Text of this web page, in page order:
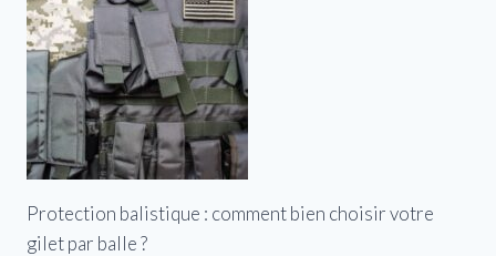
Protection balistique : comment bien choisir votre
gilet par balle ?